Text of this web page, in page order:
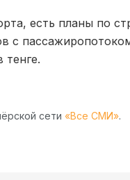
есть планы по
с
сети «Все СМИ».